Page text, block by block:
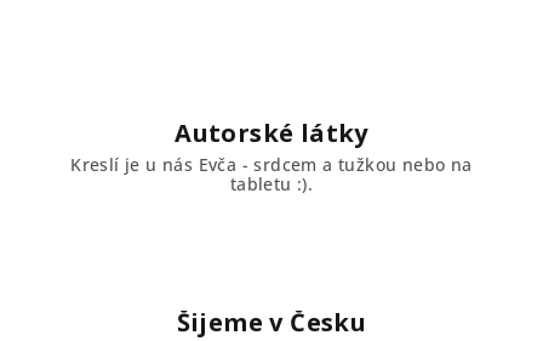
Autorské látky
Kreslí je u nás Evča - srdcem a tužkou nebo na
tabletu :).
Šijeme v Česku